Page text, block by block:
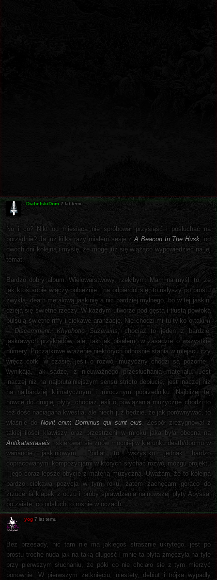
DiabelskiDom 7 lat temu
No i co? Nikt od miesiąca nie spróbował przysiąść i posłuchać na
porządnie? Ja już kilka razy miałem sesję zA Beacon In The Husk , od
dwóch dni kolejną i myślę, że mogę już się wiążąco wypowiedzieć na jej
temat.
Bardzo dobry album. Wielowarstwowy, rzekłbym. Mam na myśli to, że
jak ktoś sobie włączy pobieżnie i na odpierdol się, to usłyszy po prostu
zwykłą, death metalową jaskinię a nic bardziej mylnego, bo w tej jaskini
dzieją się świetne rzeczy. W każdym utworze pod gęstą i tłustą powłoką
pulsują świetne riffy i ciekawe aranżacje. Nie chodzi mi tu tylko o taki II
– Discernment: Khyphotic Suzerains , chociaż to jeden z bardziej
jaskrawych przykładów, ale, tak jak pisałem, w zasadzie o wszystkie
numery. Początkowe wrażenie niektórych odnośnie stania w miejscu czy
wręcz cofki w czasie, jeśli o rozwój muzyczny chodzi są pozorne i
wynikają, jak sądzę, z nieuważnego przesłuchania materiału. Jest
inaczej niż na najbrutalniejszym sensu stricto debiucie, jest inaczej niż
na najbardziej klimatycznym i mrocznym poprzedniku. Najbliżej tej
nówce do drugiej płyty, chociaż jeśli o powiązania muzyczne chodzi to
też dość naciągana kwestia, ale niech już będzie, że jak porównywać, to
właśnie do Novit enim Dominus qui sunt eius . Zespół zrezygnował z
takiej ilości klawiszy oraz przestrzeni w mroku jaka była obecna na
Antikatastaseis i skierował się znów mocniej w kierunku death/doomu w
wariancie jaskiniowym. Podlał to wszystko jednak bardzo
dopracowanymi kompozycjami w których słychać rozwój mózgu projektu
i jego coraz lepsze obycie z materią muzyczną. Uważam, że to kolejna
bardzo ciekawa pozycja w tym roku, zatem zachęcam gorąco do
zrzucenia klapek z oczu i próby sprawdzenia najnowszej płyty Abyssal
bo zaiste, co odsłuch to rośnie w oczach.
yog 7 lat temu
Bez przesady, nic tam nie ma jakiegoś strasznie ukrytego, jest po
prostu trochę nuda jak na taką długość i mnie ta płyta zmęczyła na tyle
przy pierwszym słuchaniu, że póki co nie chciało się z tym mierzyć
ponownie. W pierwszym zetknięciu, niestety, debiut i trójka wypadły